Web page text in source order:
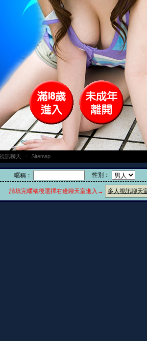
訊聊天 ： Sitemap
暱稱： 性別：
請填完暱稱後選擇右邊聊天室進入→ 多人視訊聊天